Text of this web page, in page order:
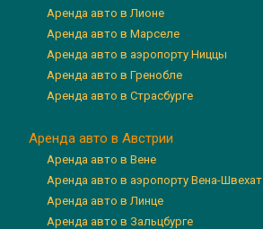
Аренда авто в Лионе
Аренда авто в Марселе
Аренда авто в аэропорту Ниццы
Аренда авто в Гренобле
Аренда авто в Страсбурге
Аренда авто в Австрии
Аренда авто в Вене
Аренда авто в аэропорту Вена-Швехат
Аренда авто в Линце
Аренда авто в Зальцбурге